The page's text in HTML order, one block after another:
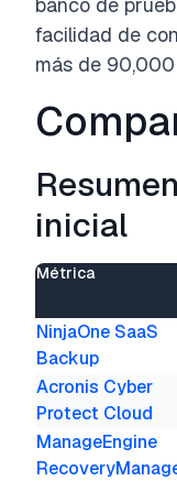
facilidad de
más de
inicial
Métrica
NinjaOne SaaS
Backup
Acronis Cyber
Protect Cloud
ManageEngine